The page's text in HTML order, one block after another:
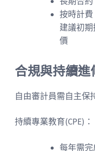
按時計費
建議初
價
合規與持續進
自由審計員需自主保
持續專業教育(CPE)：
每年需完